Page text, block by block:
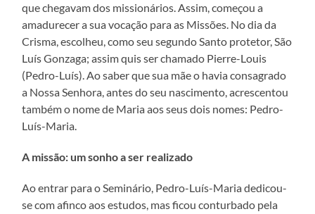
que chegavam dos missionários. Assim, começou a
amadurecer a sua vocação para as Missões. No dia da
Crisma, escolheu, como seu segundo Santo protetor, São
Luís Gonzaga; assim quis ser chamado Pierre-Louis
(Pedro-Luís). Ao saber que sua mãe o havia consagrado
a Nossa Senhora, antes do seu nascimento, acrescentou
também o nome de Maria aos seus dois nomes: Pedro-
Luís-Maria.
A missão: um sonho a ser realizado
Ao entrar para o Seminário, Pedro-Luís-Maria dedicou-
se com afinco aos estudos, mas ficou conturbado pela